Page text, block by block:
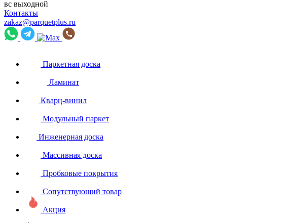
вс выходной
Контакты
zakaz@parquetplus.ru
Паркетная доска
Ламинат
Кварц-винил
Модульный паркет
Инженерная доска
Массивная доска
Пробковые покрытия
Сопутствующий товар
Акция